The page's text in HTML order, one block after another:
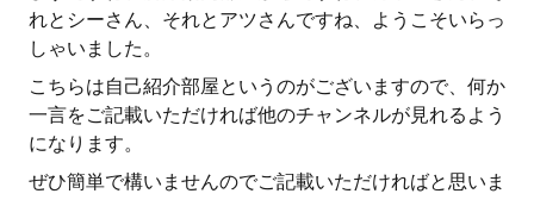
れとシーさん、それとアツさんですね、ようこそいらっ
しゃいました。
こちらは自己紹介部屋というのがございますので、何か
一言をご記載いただければ他のチャンネルが見れるよう
になります。
ぜひ簡単で構いませんのでご記載いただければと思いま